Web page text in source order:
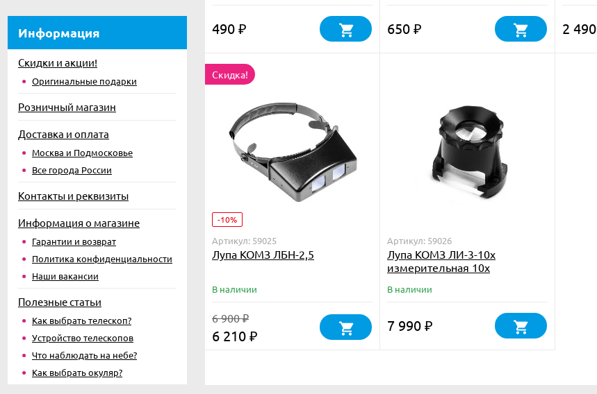
Информация
Скидки и акции!
Оригинальные подарки
Розничный магазин
Доставка и оплата
Москва и Подмосковье
Все города России
Контакты и реквизиты
Информация о магазине
Гарантии и возврат
Политика конфиденциальности
Наши вакансии
Полезные статьи
Как выбрать телескоп?
Устройство телескопов
Что наблюдать на небе?
Как выбрать окуляр?
490 ₽ 650 ₽ 2 490
Скидка!
-10%
Артикул: 59025
Лупа КОМЗ ЛБН-2,5
В наличии
6 900₽
6 210 ₽
Артикул: 59026
Лупа КОМЗ ЛИ-3-10x
измерительная 10х
В наличии
7 990 ₽